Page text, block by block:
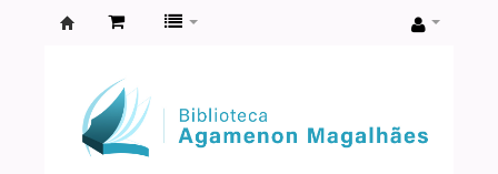
Agamenon
Magalhães